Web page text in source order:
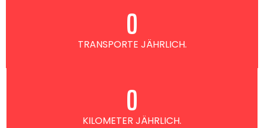
TRANSPORTE JÄHRLICH.
0
KILOMETER JÄHRLICH.
0